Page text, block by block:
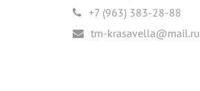
+7 (963) 383-28-88
tm-krasavella@mail.ru